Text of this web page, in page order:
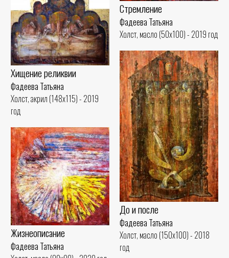
Стремление
Фадеева Татьяна
Холст, масло (50x100) - 2019 год
Хищение реликвии
Фадеева Татьяна
Холст, акрил (148x115) - 2019
год
До и после
Фадеева Татьяна
Холст, масло (150x100) - 2018
год
Жизнеописание
Фадеева Татьяна